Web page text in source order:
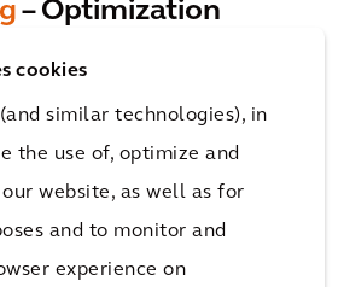
cookies
similar technologies), in
the use of, optimize and
website, as well as for
and to monitor and
experience on
– Optimization
Optimierung von
Optimierung von
Datenorientierung bietet